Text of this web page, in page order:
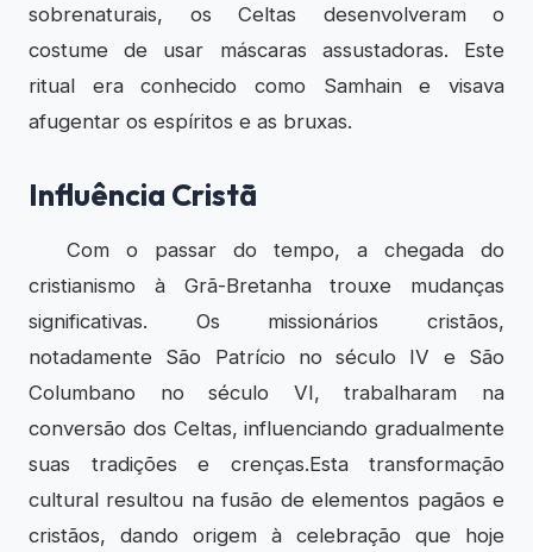
sobrenaturais, os Celtas desenvolveram o
costume de usar máscaras assustadoras. Este
ritual era conhecido como Samhain e visava
afugentar os espíritos e as bruxas.
Influência Cristã
Com o passar do tempo, a chegada do
cristianismo à Grã-Bretanha trouxe mudanças
significativas. Os missionários cristãos,
notadamente São Patrício no século IV e São
Columbano no século VI, trabalharam na
conversão dos Celtas, influenciando gradualmente
suas tradições e crenças.Esta transformação
cultural resultou na fusão de elementos pagãos e
cristãos, dando origem à celebração que hoje